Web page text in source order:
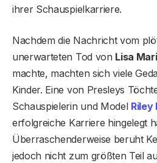
ihrer Schauspielkarriere.
Nachdem die Nachricht vom
unerwarteten Tod von Lisa
machte, machten sich viele
Kinder. Eine von Presleys
Schauspielerin und Model Riley
erfolgreiche Karriere hingelegt
Überraschenderweise beruht
jedoch nicht zum größten Teil